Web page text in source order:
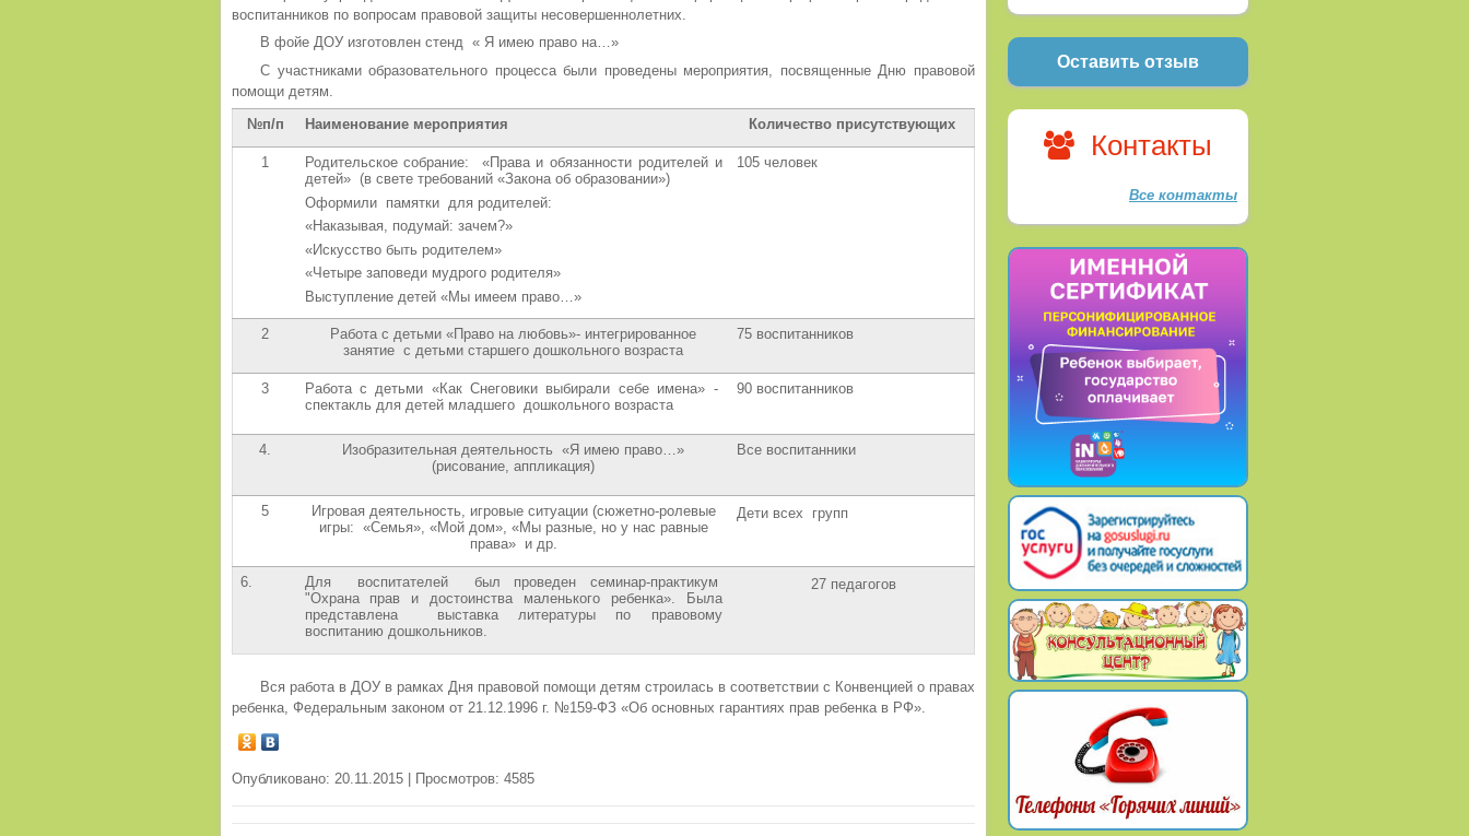
воспитанников по вопросам правовой защиты несовершеннолетних.
В фойе ДОУ изготовлен стенд « Я имею право на…»
С участниками образовательного процесса были проведены мероприятия, посвященные Дню правовой
помощи детям.
№п/п Наименование мероприятия Количество присутствующих
1
Родительское собрание: «Права и обязанности родителей и
детей» (в свете требований «Закона об образовании»)
Оформили памятки для родителей:
«Наказывая, подумай: зачем?»
«Искусство быть родителем»
«Четыре заповеди мудрого родителя»
Выступление детей «Мы имеем право…»
105 человек
2
Работа с детьми «Право на любовь»- интегрированное
занятие с детьми старшего дошкольного возраста
75 воспитанников
3
Работа с детьми «Как Снеговики выбирали себе имена» -
спектакль для детей младшего дошкольного возраста
90 воспитанников
4.
Изобразительная деятельность «Я имею право…»
(рисование, аппликация)
Все воспитанники
5
Игровая деятельность, игровые ситуации (сюжетно-ролевые
игры: «Семья», «Мой дом», «Мы разные, но у нас равные
права» и др.
Дети всех групп
6.
Для воспитателей был проведен семинар-практикум
"Охрана прав и достоинства маленького ребенка». Была
представлена выставка литературы по правовому
воспитанию дошкольников.
27 педагогов
Вся работа в ДОУ в рамках Дня правовой помощи детям строилась в соответствии с Конвенцией о правах
ребенка, Федеральным законом от 21.12.1996 г. №159-ФЗ «Об основных гарантиях прав ребенка в РФ».
Опубликовано: 20.11.2015 | Просмотров: 4585
Оставить отзыв
Контакты
Все контакты